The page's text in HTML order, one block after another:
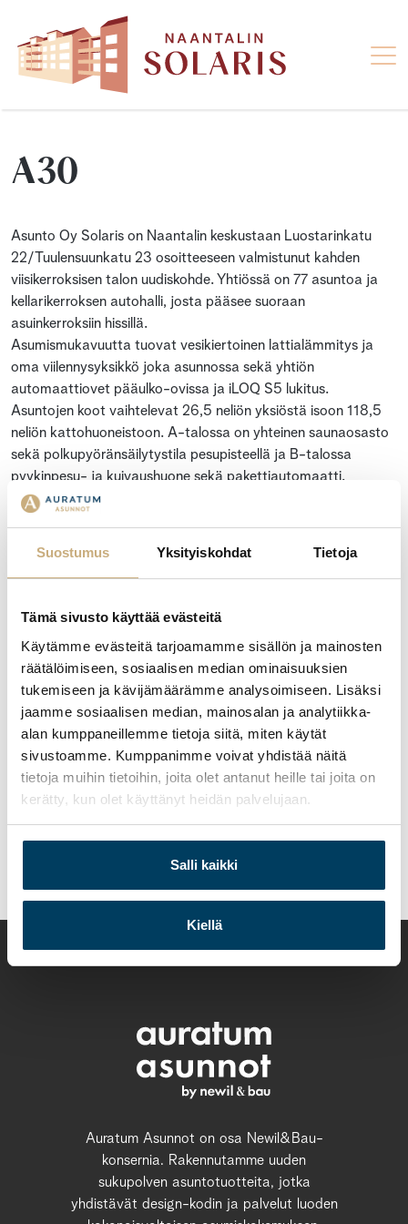
Suostumus Yksityiskohdat Tietoja
Tämä sivusto käyttää evästeitä
Käytämme evästeitä tarjoamamme sisällön ja mainosten
räätälöimiseen, sosiaalisen median ominaisuuksien
tukemiseen ja kävijämäärämme analysoimiseen. Lisäksi
jaamme sosiaalisen median, mainosalan ja analytiikka-
alan kumppaneillemme tietoja siitä, miten käytät
sivustoamme. Kumppanimme voivat yhdistää näitä
tietoja muihin tietoihin, joita olet antanut heille tai joita on
kerätty, kun olet käyttänyt heidän palvelujaan.
Salli kaikki
Kiellä
A30
Asunto Oy Solaris on Naantalin keskustaan Luostarinkatu
22/Tuulensuunkatu 23 osoitteeseen valmistunut kahden
viisikerroksisen talon uudiskohde. Yhtiössä on 77 asuntoa ja
kellarikerroksen autohalli, josta pääsee suoraan
asuinkerroksiin hissillä.
Asumismukavuutta tuovat vesikiertoinen lattialämmitys ja
oma viilennysyksikkö joka asunnossa sekä yhtiön
automaattiovet pääulko-ovissa ja iLOQ S5 lukitus.
Asuntojen koot vaihtelevat 26,5 neliön yksiöstä isoon 118,5
neliön kattohuoneistoon. A-talossa on yhteinen saunaosasto
sekä polkupyöränsäilytystila pesupisteellä ja B-talossa
pyykinpesu- ja kuivaushuone sekä pakettiautomaatti.
Solarikseen on sisustussuunnittelija laatinut kolme konseptia:
Yhtiön asunnot ovat valmistuneet keväällä 2024. Kohteen
maksaa myymättömien asuntojen hoito- ja
pääomavastikkeet kohteen valmistumisen jälkeen niin kauan,
kunnes asunnot on myyty. Muut osakkeenomistajat eivät
joudu osallistumaan näihin kuluihin.
LISÄTETOJA KOHTEESTA JA MUISTA MYYTÄVISTÄ
ASUNNOISTA:
www.solarisnaantali.fi.
Ota yhteyttä, kerron mielelläni lisää!
Päivi Tausa puh. 0400 755 258
Auratum Asunnot on osa Newil&Bau-
konsernia. Rakennutamme uuden
sukupolven asuntotuotteita, jotka
yhdistävät design-kodin ja palvelut luoden